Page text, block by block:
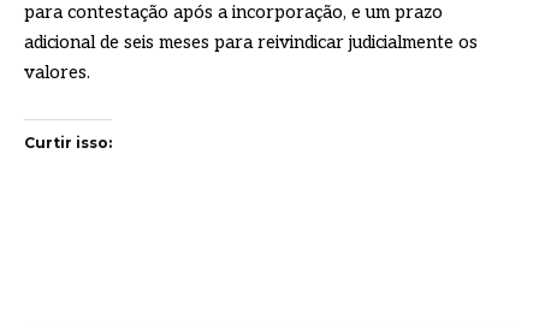
para contestação após a incorporação, e um prazo
adicional de seis meses para reivindicar judicialmente os
valores.
Curtir isso: